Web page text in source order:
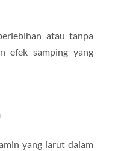
atau tanpa
efek samping yang
yang larut dalam